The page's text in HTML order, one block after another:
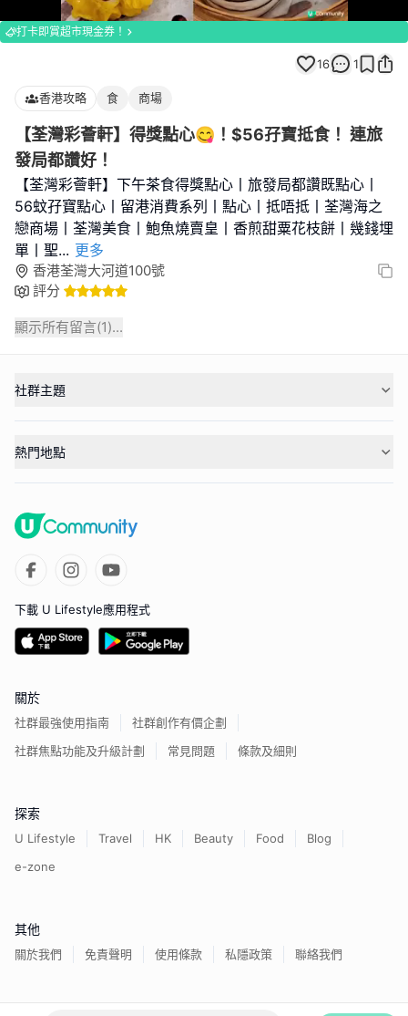
Loaded:
100.00%
打卡即賞超市現金券！
16 1
香港攻略 食 商場
【荃灣彩薈軒】得獎點心😋！$56孖寶抵食！ 連旅
發局都讚好！
【荃灣彩薈軒】下午茶食得獎點心丨旅發局都讚既點心丨
56蚊孖寶點心丨留港消費系列丨點心丨抵唔抵丨荃灣海之
戀商場丨荃灣美食丨鮑魚燒賣皇丨香煎甜粟花枝餅丨幾錢埋
單丨聖... 更多
香港荃灣大河道100號
評分
顯示所有留言(1)...
社群主題
熱門地點
下載 U Lifestyle應用程式
關於
社群最強使用指南
社群創作有價企劃
社群焦點功能及升級計劃
常見問題 條款及細則
探索
U Lifestyle Travel HK Beauty Food
Blog
e-zone
其他
關於我們 免責聲明 使用條款 私隱政策 聯絡我們